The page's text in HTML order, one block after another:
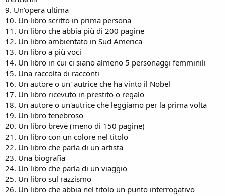
9. Un'opera ultima
10. Un libro scritto in prima persona
11. Un libro che abbia più di 200 pagine
12. Un libro ambientato in Sud America
13. Un libro a più voci
14. Un libro in cui ci siano almeno 5 personaggi femminili
15. Una raccolta di racconti
16. Un autore o un' autrice che ha vinto il Nobel
17. Un libro ricevuto in prestito o regalo
18. Un autore o un'autrice che leggiamo per la prima volta
19. Un libro tenebroso
20. Un libro breve (meno di 150 pagine)
21. Un libro con un colore nel titolo
22. Un libro che parla di un artista
23. Una biografia
24. Un libro che parla di un viaggio
25. Un libro sul razzismo
26. Un libro che abbia nel titolo un punto interrogativo